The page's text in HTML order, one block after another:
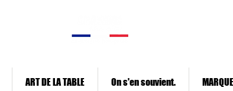
ART DE LA TABLE On s'en souvient. MARQUE